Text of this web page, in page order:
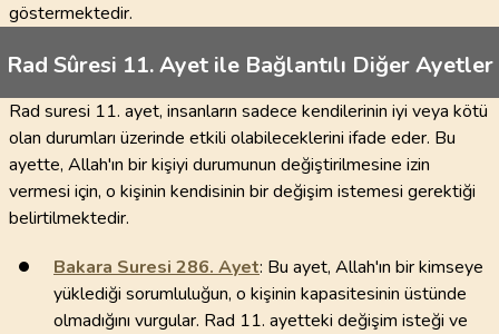
göstermektedir.
Rad Sûresi 11. Ayet ile Bağlantılı Diğer Ayetler
Rad suresi 11. ayet, insanların sadece kendilerinin iyi veya kötü
olan durumları üzerinde etkili olabileceklerini ifade eder. Bu
ayette, Allah'ın bir kişiyi durumunun değiştirilmesine izin
vermesi için, o kişinin kendisinin bir değişim istemesi gerektiği
belirtilmektedir.
Bakara Suresi 286. Ayet: Bu ayet, Allah'ın bir kimseye
yüklediği sorumluluğun, o kişinin kapasitesinin üstünde
olmadığını vurgular. Rad 11. ayetteki değişim isteği ve